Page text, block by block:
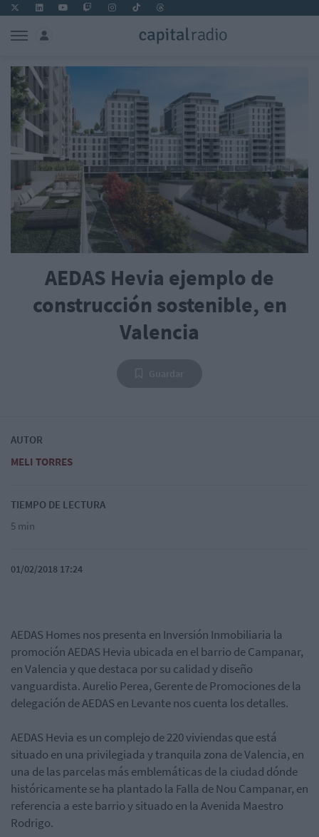
AEDAS Hevia ejemplo de
construcción sostenible, en
Valencia
AUTOR
MELI TORRES
TIEMPO DE LECTURA
5 min
01/02/2018 17:24
AEDAS Homes nos presenta en Inversión Inmobiliaria la
promoción AEDAS Hevia ubicada en el barrio de Campanar,
en Valencia y que destaca por su calidad y diseño
vanguardista. Aurelio Perea, Gerente de Promociones de la
delegación de AEDAS en Levante nos cuenta los detalles.
AEDAS Hevia es un complejo de 220 viviendas que está
situado en una privilegiada y tranquila zona de Valencia, en
una de las parcelas más emblemáticas de la ciudad dónde
históricamente se ha plantado la Falla de Nou Campanar, en
referencia a este barrio y situado en la Avenida Maestro
Rodrigo.